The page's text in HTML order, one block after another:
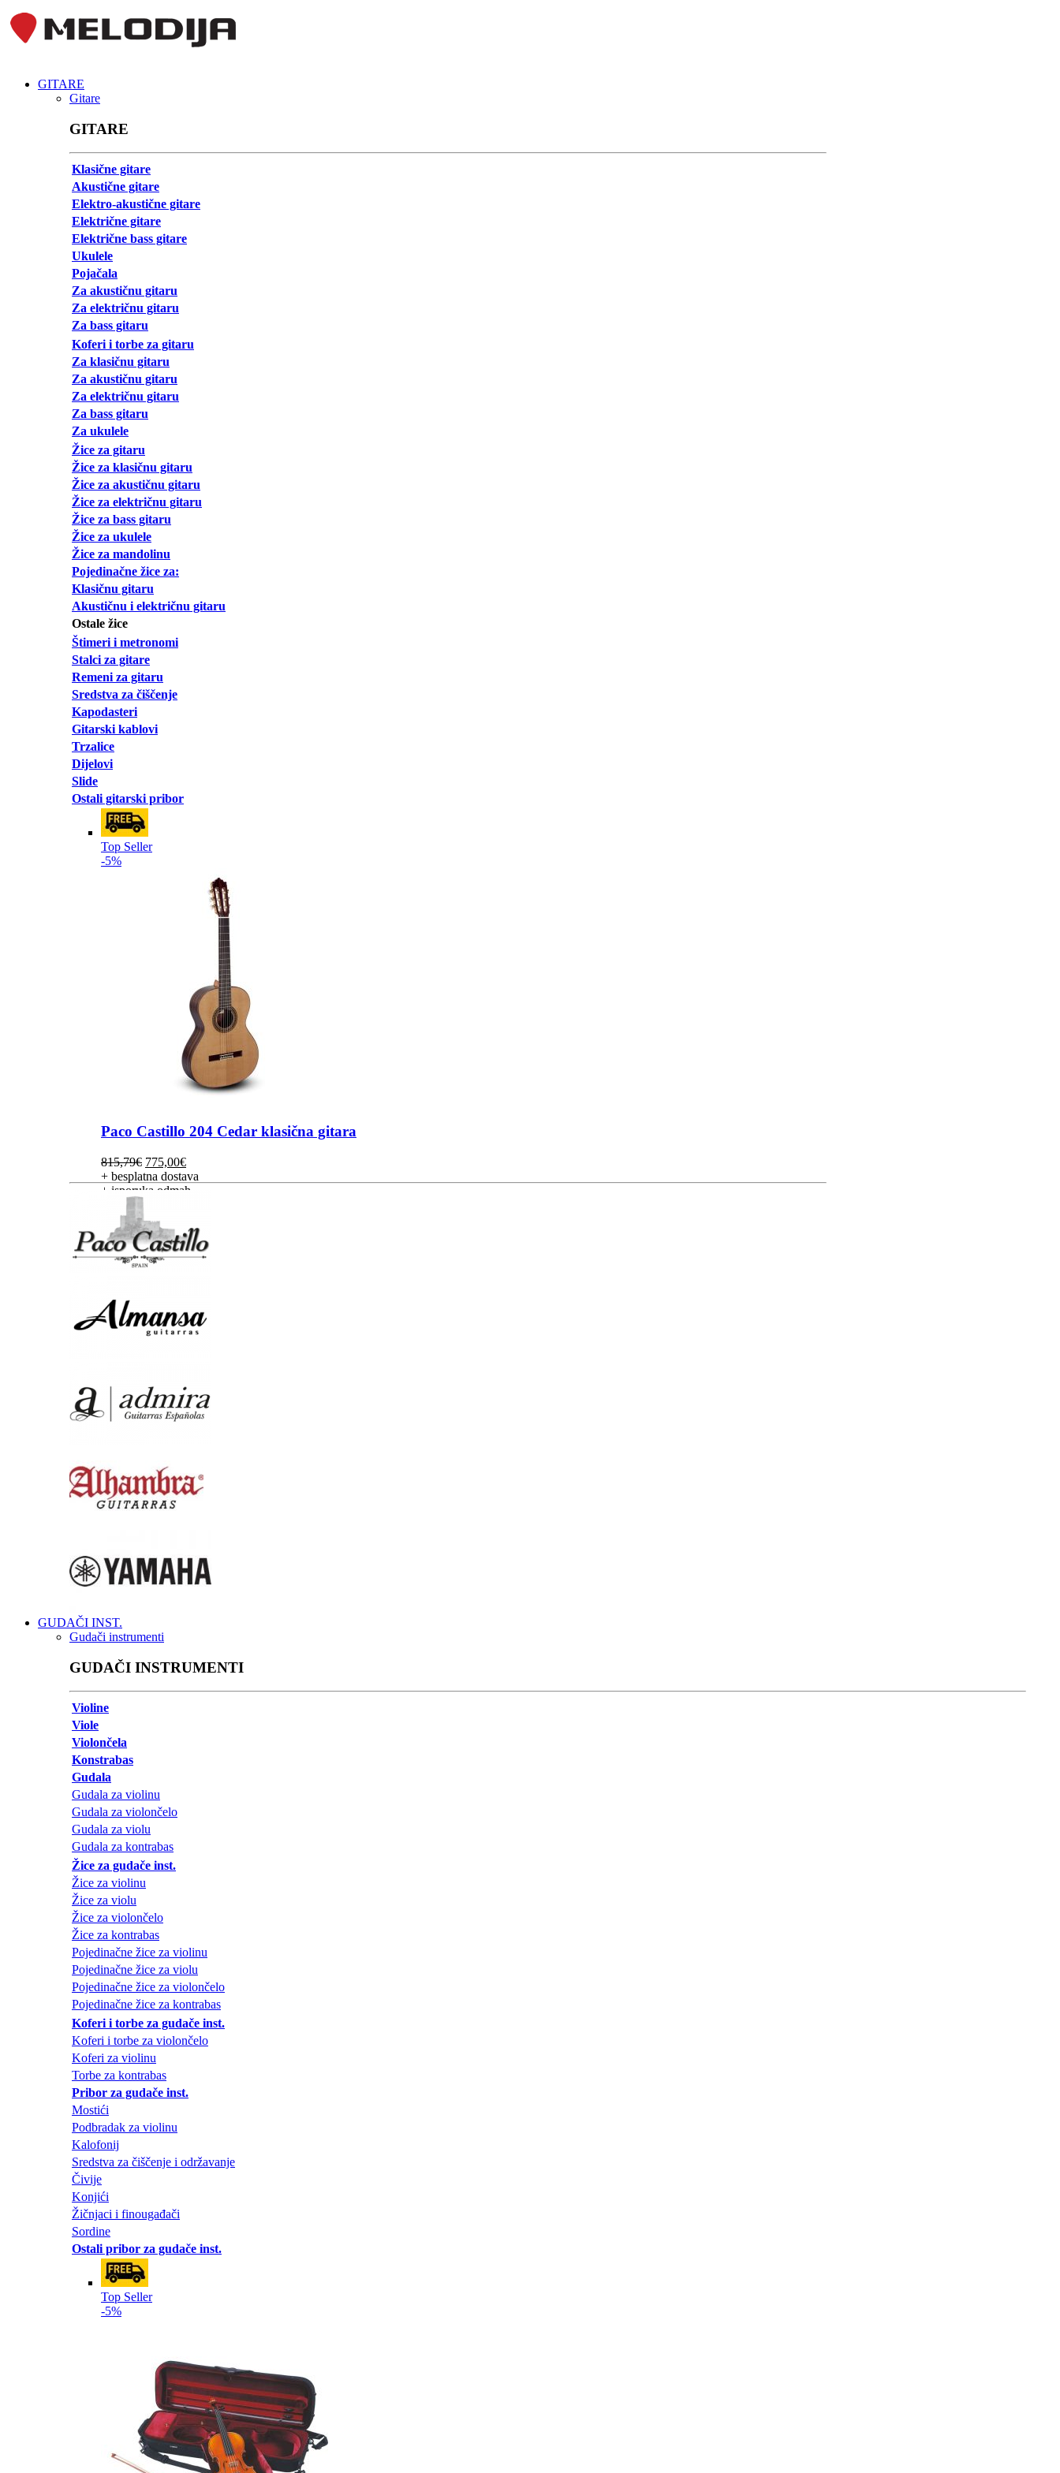
GITARE
Gitare
GITARE
Klasične gitare
Akustične gitare
Elektro-akustične gitare
Električne gitare
Električne bass gitare
Ukulele
Pojačala
Za akustičnu gitaru
Za električnu gitaru
Za bass gitaru
Koferi i torbe za gitaru
Za klasičnu gitaru
Za akustičnu gitaru
Za električnu gitaru
Za bass gitaru
Za ukulele
Žice za gitaru
Žice za klasičnu gitaru
Žice za akustičnu gitaru
Žice za električnu gitaru
Žice za bass gitaru
Žice za ukulele
Žice za mandolinu
Pojedinačne žice za:
Klasičnu gitaru
Akustičnu i električnu gitaru
Ostale žice
Štimeri i metronomi
Stalci za gitare
Remeni za gitaru
Sredstva za čiščenje
Kapodasteri
Gitarski kablovi
Trzalice
Dijelovi
Slide
Ostali gitarski pribor
Top Seller
-5%
Paco Castillo 204 Cedar klasična gitara
815,79€ Izvorna
cijena
bila
815,79€.
775,00€Trenutna
cijena
je:
+ besplatna dostava
+ isporuka odmah
GUDAČI INST.
Gudači instrumenti
GUDAČI INSTRUMENTI
Violine
Viole
Violončela
Konstrabas
Gudala
Gudala za violinu
Gudala za violončelo
Gudala za violu
Gudala za kontrabas
Žice za gudače inst.
Žice za violinu
Žice za violu
Žice za violončelo
Žice za kontrabas
Pojedinačne žice za violinu
Pojedinačne žice za violu
Pojedinačne žice za violončelo
Pojedinačne žice za kontrabas
Koferi i torbe za gudače inst.
Koferi i torbe za violončelo
Koferi za violinu
Torbe za kontrabas
Pribor za gudače inst.
Mostići
Podbradak za violinu
Kalofonij
Sredstva za čiščenje i održavanje
Čivije
Konjići
Žičnjaci i finougađači
Sordine
Ostali pribor za gudače inst.
Top Seller
-5%